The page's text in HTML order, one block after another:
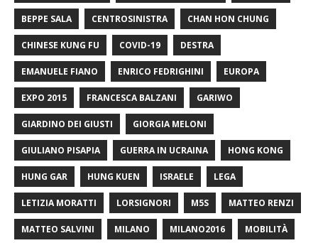
BEPPE SALA CENTROSINISTRA CHAN HON CHUNG
CHINESE KUNG FU COVID-19 DESTRA
EMANUELE FIANO ENRICO FEDRIGHINI EUROPA
EXPO 2015 FRANCESCA BALZANI GARIWO
GIARDINO DEI GIUSTI GIORGIA MELONI
GIULIANO PISAPIA GUERRA IN UCRAINA HONG KONG
HUNG GAR HUNG KUEN ISRAELE LEGA
LETIZIA MORATTI LORSIGNORI M5S MATTEO RENZI
MATTEO SALVINI MILANO MILANO2016 MOBILITÀ